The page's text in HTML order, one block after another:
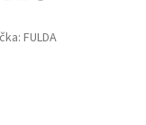
FULDA